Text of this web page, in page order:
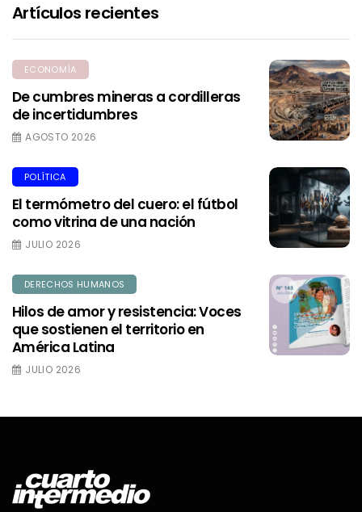
Artículos recientes
ECONOMÍA
De cumbres mineras a cordilleras
de incertidumbres
AGOSTO 2026
POLÍTICA
El termómetro del cuero: el fútbol
como vitrina de una nación
JULIO 2026
DERECHOS HUMANOS
Hilos de amor y resistencia: Voces
que sostienen el territorio en
América Latina
JULIO 2026